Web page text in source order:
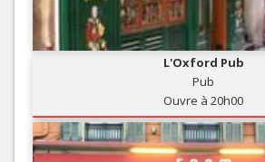
L'Oxford Pub
Pub
Ouvre à 20h00